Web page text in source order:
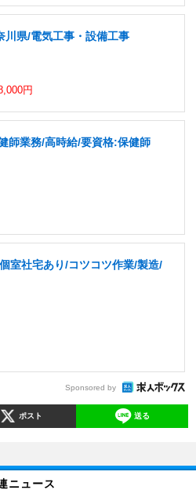
川県/電気工事・設備工事
円
師業務/高時給/要資格:保健師
室社宅あり/コツコツ作業/製造/
Sponsored by
ポスト 送る
ニュース